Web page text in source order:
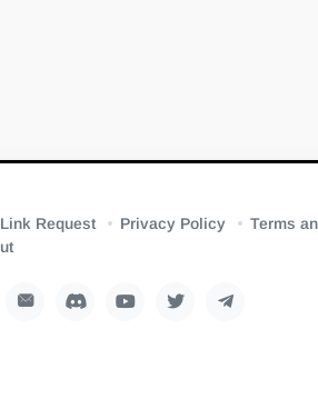
Link Request Privacy Policy Terms
ut